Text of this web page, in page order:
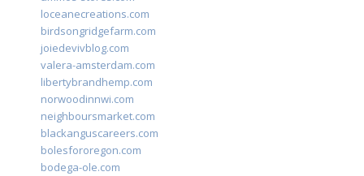
loceanecreations.com
birdsongridgefarm.com
joiedevivblog.com
valera-amsterdam.com
libertybrandhemp.com
norwoodinnwi.com
neighboursmarket.com
blackanguscareers.com
bolesfororegon.com
bodega-ole.com